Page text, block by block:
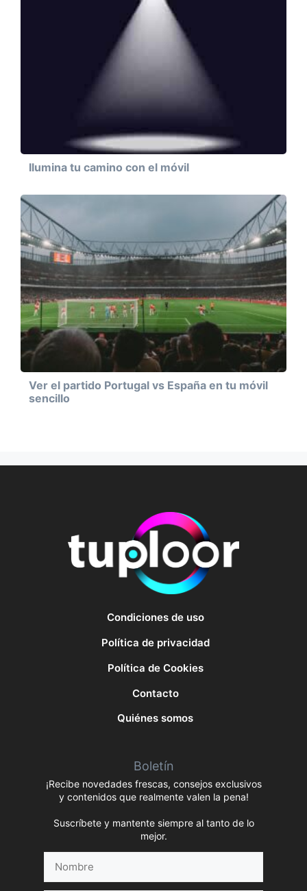
Ilumina tu camino con el móvil
Ver el partido Portugal vs España en tu móvil
sencillo
Condiciones de uso
Política de privacidad
Política de Cookies
Contacto
Quiénes somos
Boletín
¡Recibe novedades frescas, consejos exclusivos
y contenidos que realmente valen la pena!
Suscríbete y mantente siempre al tanto de lo
mejor.